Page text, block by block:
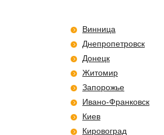
Винница
Днепропетровск
Донецк
Житомир
Запорожье
Ивано-Франковск
Киев
Кировоград